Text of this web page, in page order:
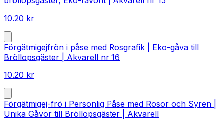
10.20 kr
Förgätmigejfrön i påse med Rosgrafik | Eko-gåva till
Bröllopsgäster | Akvarell nr 16
10.20 kr
Förgätmigej-frö i Personlig Påse med Rosor och Syren |
Unika Gåvor till Bröllopsgäster | Akvarell